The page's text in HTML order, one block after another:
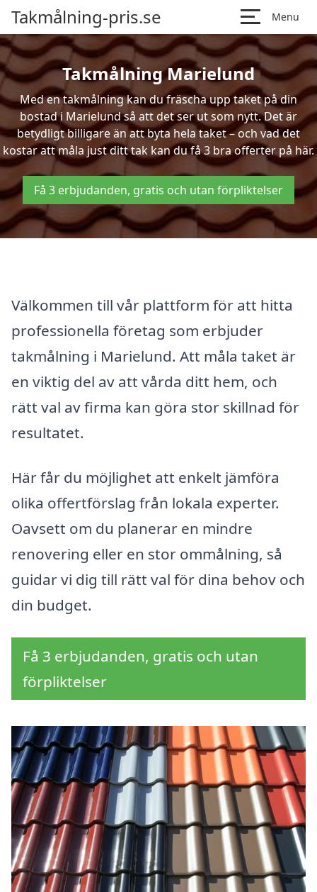
Takmålning-pris.se Menu
Takmålning Marielund
Med en takmålning kan du fräscha upp taket på din
bostad i Marielund så att det ser ut som nytt. Det är
betydligt billigare än att byta hela taket – och vad det
kostar att måla just ditt tak kan du få 3 bra offerter på här.
Få 3 erbjudanden, gratis och utan förpliktelser
Välkommen till vår plattform för att hitta
professionella företag som erbjuder
takmålning i Marielund. Att måla taket är
en viktig del av att vårda ditt hem, och
rätt val av firma kan göra stor skillnad för
resultatet.
Här får du möjlighet att enkelt jämföra
olika offertförslag från lokala experter.
Oavsett om du planerar en mindre
renovering eller en stor ommålning, så
guidar vi dig till rätt val för dina behov och
din budget.
Få 3 erbjudanden, gratis och utan
förpliktelser